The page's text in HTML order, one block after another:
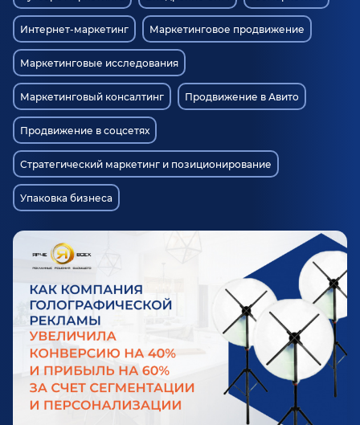
Интернет-маркетинг Маркетинговое продвижение
Маркетинговые исследования
Маркетинговый консалтинг Продвижение в Авито
Продвижение в соцсетях
Стратегический маркетинг и позиционирование
Упаковка бизнеса